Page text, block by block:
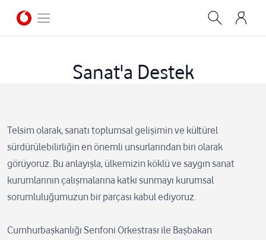
Sanat'a Destek
Telsim olarak, sanatı toplumsal gelişimin ve kültürel
sürdürülebilirliğin en önemli unsurlarından biri olarak
görüyoruz. Bu anlayışla, ülkemizin köklü ve saygın sanat
kurumlarının çalışmalarına katkı sunmayı kurumsal
sorumluluğumuzun bir parçası kabul ediyoruz.
Cumhurbaşkanlığı Senfoni Orkestrası ile Başbakan